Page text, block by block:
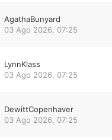
AgathaBunyard
03 Ago 2026, 07:25
LynnKlass
03 Ago 2026, 07:25
DewittCopenhaver
03 Ago 2026, 07:25